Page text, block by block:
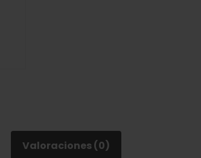
Valoraciones (0)